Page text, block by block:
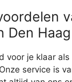
Den Haag
voor je klaar
service is